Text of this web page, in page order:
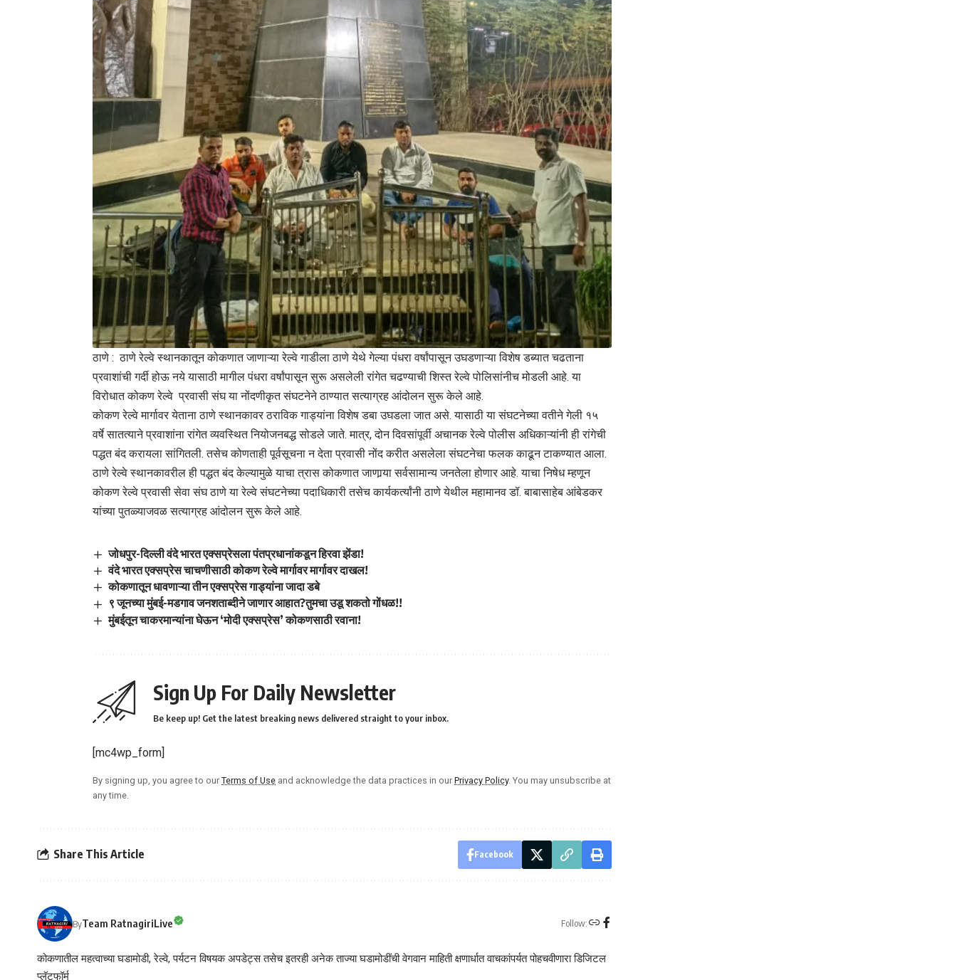
ठाणे : ठाणे रेल्वे स्थानकातून कोकणात जाणाऱ्या रेल्वे गाडीला ठाणे येथे गेल्या पंधरा वर्षांपासून उघडणाऱ्या विशेष डब्यात चढताना
प्रवाशांची गर्दी होऊ नये यासाठी मागील पंधरा वर्षांपासून सुरू असलेली रांगेत चढण्याची शिस्त रेल्वे पोलिसांनीच मोडली आहे. या
विरोधात कोकण रेल्वे प्रवासी संघ या नोंदणीकृत संघटनेने ठाण्यात सत्याग्रह आंदोलन सुरू केले आहे.
कोकण रेल्वे मार्गावर येताना ठाणे स्थानकावर ठराविक गाड्यांना विशेष डबा उघडला जात असे. यासाठी या संघटनेच्या वतीने गेली १५
वर्षे सातत्याने प्रवाशांना रांगेत व्यवस्थित नियोजनबद्ध सोडले जाते. मात्र, दोन दिवसांपूर्वी अचानक रेल्वे पोलीस अधिकाऱ्यांनी ही रांगेची
पद्धत बंद करायला सांगितली. तसेच कोणताही पूर्वसूचना न देता प्रवासी नोंद करीत असलेला संघटनेचा फलक काढून टाकण्यात आला.
ठाणे रेल्वे स्थानकावरील ही पद्धत बंद केल्यामुळे याचा त्रास कोकणात जाणार्‍या सर्वसामान्य जनतेला होणार आहे. याचा निषेध म्हणून
कोकण रेल्वे प्रवासी सेवा संघ ठाणे या रेल्वे संघटनेच्या पदाधिकारी तसेच कार्यकर्त्यांनी ठाणे येथील महामानव डॉ. बाबासाहेब आंबेडकर
यांच्या पुतळ्याजवळ सत्याग्रह आंदोलन सुरू केले आहे.
जोधपुर-दिल्ली वंदे भारत एक्सप्रेसला पंतप्रधानांकडून हिरवा झेंडा!
वंदे भारत एक्सप्रेस चाचणीसाठी कोकण रेल्वे मार्गावर मार्गावर दाखल!
कोकणातून धावणाऱ्या तीन एक्सप्रेस गाड्यांना जादा डबे
९ जूनच्या मुंबई-मडगाव जनशताब्दीने जाणार आहात?तुमचा उडू शकतो गोंधळ!!
मुंबईतून चाकरमान्यांना घेऊन ‘मोदी एक्सप्रेस’ कोकणसाठी रवाना!
Sign Up For Daily Newsletter
Be keep up! Get the latest breaking news delivered straight to your inbox.
[mc4wp_form]
By signing up, you agree to our Terms of Use and acknowledge the data practices in our Privacy Policy. You may unsubscribe at
any time.
Share This Article Facebook
ByTeam RatnagiriLive Follow:
कोकणातील महत्वाच्या घडामोडी, रेल्वे, पर्यटन विषयक अपडेट्स तसेच इतरही अनेक ताज्या घडामोडींची वेगवान माहिती क्षणार्धात वाचकांपर्यत पोहचवीणारा डिजिटल
प्लॅटफॉर्म